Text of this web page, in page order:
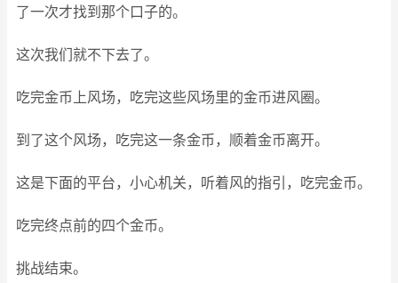
了一次才找到那个口子的。
这次我们就不下去了。
吃完金币上风场，吃完这些风场里的金币进风圈。
到了这个风场，吃完这一条金币，顺着金币离开。
这是下面的平台，小心机关，听着风的指引，吃完金币。
吃完终点前的四个金币。
挑战结束。